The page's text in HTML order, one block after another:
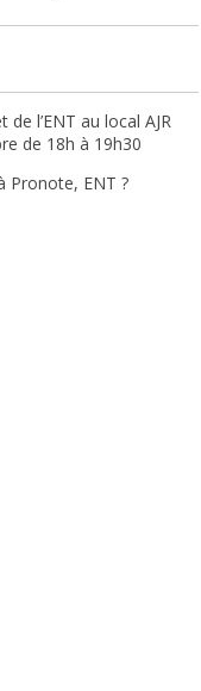
l’ENT au local AJR
de 18h à 19h30
Pronote, ENT ?